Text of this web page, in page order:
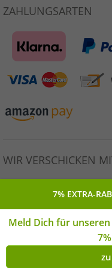
ZAHLUNGSARTEN
WIR VERSCHICKEN
Alle Preise inkl.
Preisempfehlung
Outlet46.de GmbH
7% EXTRA-
Meld Dich für